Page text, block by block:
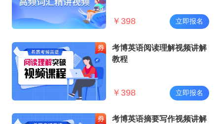
￥ 398 立即报名
考博英语阅读理解视频讲解
教程
￥ 398 立即报名
考博英语摘要写作视频讲解